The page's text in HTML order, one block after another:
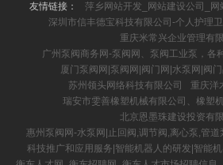
友情链接：
萍乡网站开发_网站建设公司_
深圳市信丰德宝科技有限公司-个人护理
重庆米常兴企业管理有
广州泵阀商务网-泵阀网、泵阀工业泵，各
厦门泵阀网|泵阀网|阀门网|水泵网|阀门
苏州领头网络科技有限公司
重庆洋
瑞安市雯善橡塑机械有限公司、橡塑
北京恩墨珠建设投资有
惠州泵阀网-水泵网|止回阀,调节阀,离心泵,管道
科技推广和应用服务|智能机器人的研发|智能